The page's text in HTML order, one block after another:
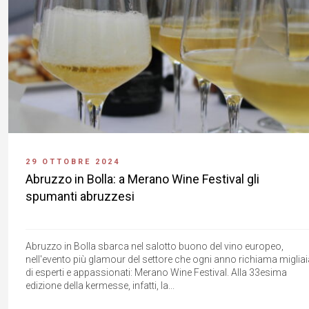
29 OTTOBRE 2024
Abruzzo in Bolla: a Merano Wine Festival gli
spumanti abruzzesi
Abruzzo in Bolla sbarca nel salotto buono del vino europeo,
nell'evento più glamour del settore che ogni anno richiama
di esperti e appassionati: Merano Wine Festival. Alla 33esima
edizione della kermesse, infatti, la...